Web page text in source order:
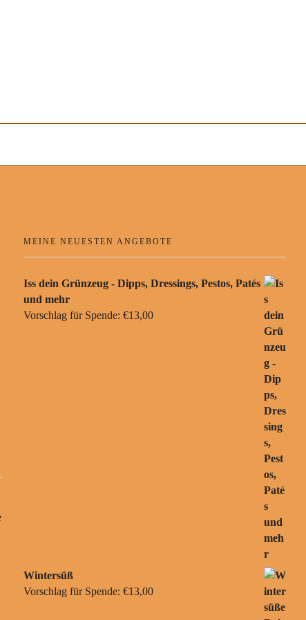
MEINE NEUESTEN ANGEBOTE
Iss dein Grünzeug - Dipps, Dressings, Pestos, Patés
und mehr
Vorschlag für Spende: €13,00
Wintersüß
Vorschlag für Spende: €13,00